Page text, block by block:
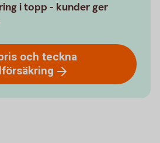
i topp - kunder ger
och teckna